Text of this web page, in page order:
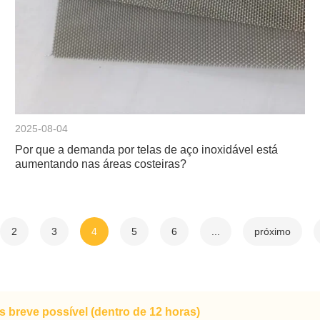
2025-08-04
Por que a demanda por telas de aço inoxidável está
aumentando nas áreas costeiras?
2 3 4 5 6 próximo
breve possível (dentro de 12 horas)